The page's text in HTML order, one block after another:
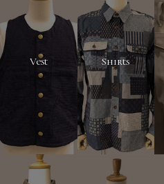
Vest Shirts